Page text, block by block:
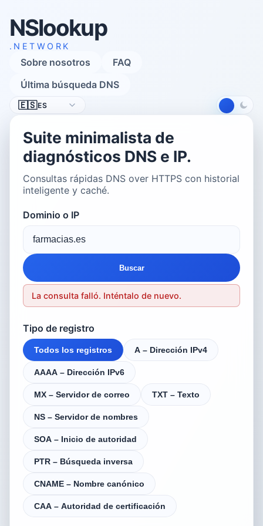
NSlookup
.NETWORK
Sobre nosotros
FAQ
Última búsqueda DNS
Idioma
🇪🇸ES
Suite minimalista de
diagnósticos DNS e IP.
Consultas rápidas DNS over HTTPS con historial
inteligente y caché.
Dominio o IP
Buscar
La consulta falló. Inténtalo de nuevo.
Tipo de registro
Todos los registros A – Dirección IPv4
AAAA – Dirección IPv6
MX – Servidor de correo TXT – Texto
NS – Servidor de nombres
SOA – Inicio de autoridad
PTR – Búsqueda inversa
CNAME – Nombre canónico
CAA – Autoridad de certificación